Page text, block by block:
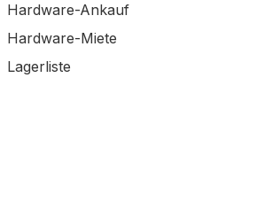
Hardware-Ankauf
Hardware-Miete
Lagerliste